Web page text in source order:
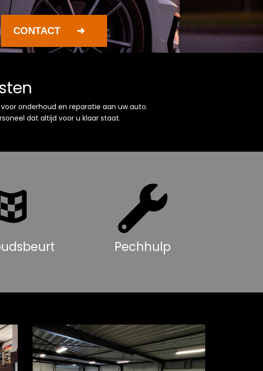
CONTACT
onderhoud en reparatie aan uw auto.
dat altijd voor u klaar staat.
Pechhulp